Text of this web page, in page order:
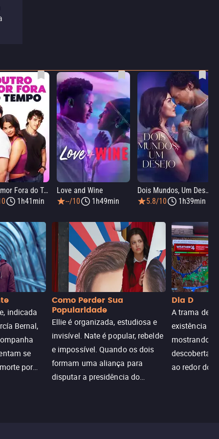
Outro Amor Fora do Tempo
1h41min
Love and Wine
--/10
1h49min
Dois Mundos, Um Desejo
5.8/10
1h39min
indicada
Bernal,
se
por
Como Perder Sua
Popularidade
Ellie é organizada, estudiosa e
invisível. Nate é popular, rebelde
e impossível. Quando os dois
formam uma aliança para
disputar a presidência do
Dia D
A trama de
existência
mostrando
descoberta
ao redor do